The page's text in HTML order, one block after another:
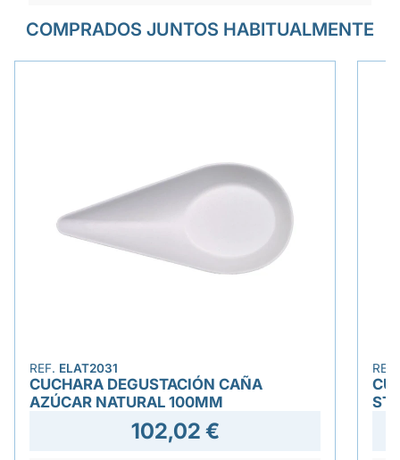
COMPRADOS JUNTOS HABITUALMENTE
REF. ELAT2031
CUCHARA DEGUSTACIÓN CAÑA
AZÚCAR NATURAL 100MM
102,02 €